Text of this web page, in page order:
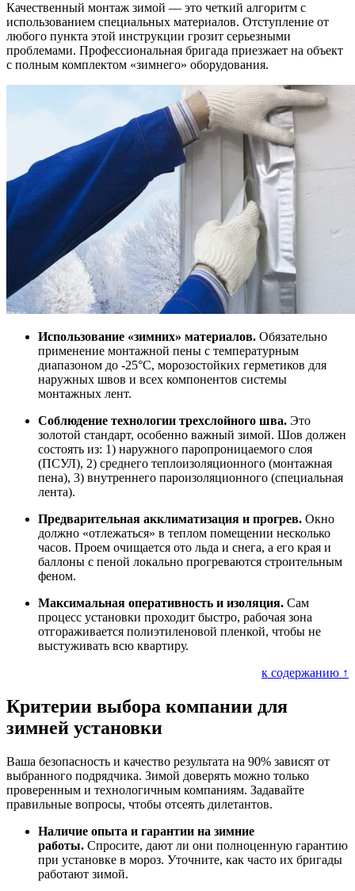
Качественный монтаж зимой — это четкий алгоритм с
использованием специальных материалов. Отступление от
любого пункта этой инструкции грозит серьезными
проблемами. Профессиональная бригада приезжает на объект
с полным комплектом «зимнего» оборудования.
Использование «зимних» материалов. Обязательно
применение монтажной пены с температурным
диапазоном до -25°C, морозостойких герметиков для
наружных швов и всех компонентов системы
монтажных лент.
Соблюдение технологии трехслойного шва. Это
золотой стандарт, особенно важный зимой. Шов должен
состоять из: 1) наружного паропроницаемого слоя
(ПСУЛ), 2) среднего теплоизоляционного (монтажная
пена), 3) внутреннего пароизоляционного (специальная
лента).
Предварительная акклиматизация и прогрев. Окно
должно «отлежаться» в теплом помещении несколько
часов. Проем очищается ото льда и снега, а его края и
баллоны с пеной локально прогреваются строительным
феном.
Максимальная оперативность и изоляция. Сам
процесс установки проходит быстро, рабочая зона
отгораживается полиэтиленовой пленкой, чтобы не
выстуживать всю квартиру.
к содержанию ↑
Критерии выбора компании для
зимней установки
Ваша безопасность и качество результата на 90% зависят от
выбранного подрядчика. Зимой доверять можно только
проверенным и технологичным компаниям. Задавайте
правильные вопросы, чтобы отсеять дилетантов.
Наличие опыта и гарантии на зимние
работы. Спросите, дают ли они полноценную гарантию
при установке в мороз. Уточните, как часто их бригады
работают зимой.